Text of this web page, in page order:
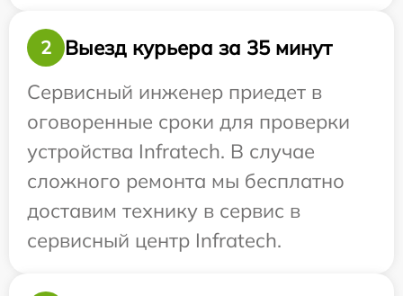
2
Выезд курьера за 35 минут
Сервисный инженер приедет в
оговоренные сроки для проверки
устройства Infratech. В случае
сложного ремонта мы бесплатно
доставим технику в сервис в
сервисный центр Infratech.